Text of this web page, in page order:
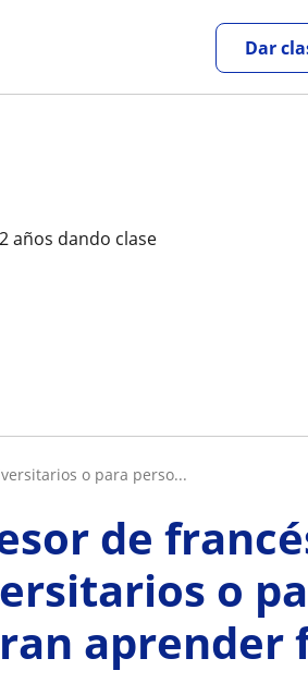
Dar
2 años dando clase
o para perso...
de
o
aprender